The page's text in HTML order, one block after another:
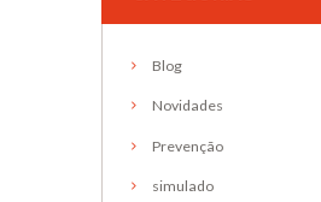
Blog
Novidades
Prevenção
simulado